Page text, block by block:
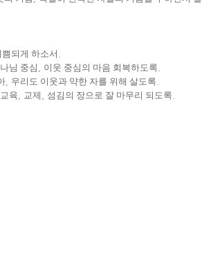
되게 하소서
님 중심 이웃 중심의 마음 회복하도록
우리도 이웃과 약한 자를 위해 살도록
교육 교제 섬김의 장으로 잘 마무리 되도록